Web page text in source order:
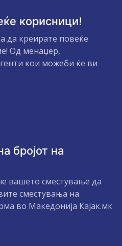
корисници!
да креирате повеќе
Од менаџер,
кои можеби ќе ви
бројот на
вашето сместување да
сместувања на
во Македонија Кајак.мк